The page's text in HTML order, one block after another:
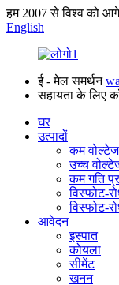
हम 2007 से विश्व को
English
ई - मेल समर्थन
सहायता के लिए
घर
उत्पादों
कम
उच्च
कम गति
विस्फोट-
विस्फोट-
आवेदन
इस्पात
कोयला
सीमेंट
खनन